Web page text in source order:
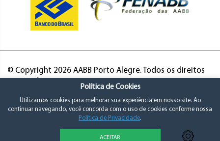
© Copyright 2026 AABB Porto Alegre. Todos os direitos
Política de Cookies
Utilizamos cookies para melhorar sua experiência em nosso site. Ao
continuar navegando, você concorda com o uso de cookies conforme nossa
Política de Privacidade.
ACEITAR